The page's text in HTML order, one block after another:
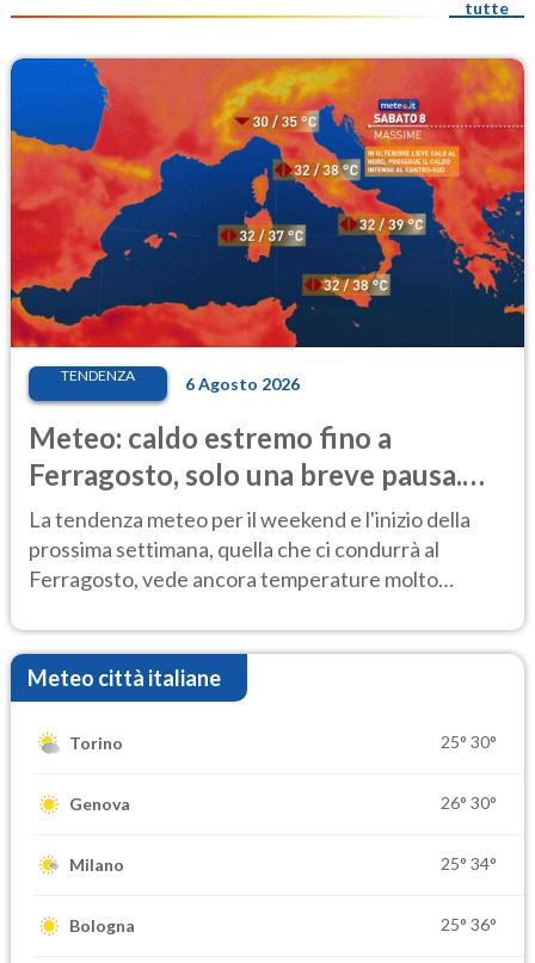
tutte
TENDENZA 6 Agosto 2026
Meteo: caldo estremo fino a
Ferragosto, solo una breve pausa.
Ecco dove
La tendenza meteo per il weekend e l'inizio della
prossima settimana, quella che ci condurrà al
Ferragosto, vede ancora temperature molto
Meteo città italiane
Torino 25° 30°
Genova 26° 30°
Milano 25° 34°
Bologna 25° 36°